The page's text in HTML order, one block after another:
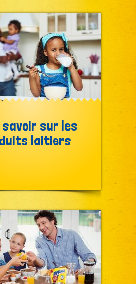
savoir sur les
laitiers